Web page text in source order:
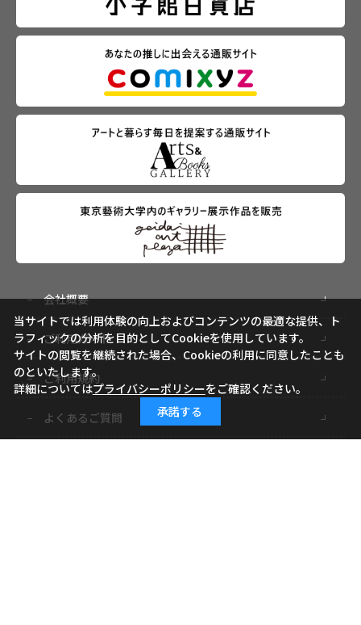
会社概要
ご利用ガイド
ご利用規約
よくあるご質問
当サイトでは利用体験の向上およびコンテンツの最適な提供、ト
ラフィックの分析を目的としてCookieを使用しています。
サイトの閲覧を継続された場合、Cookieの利用に同意したことも
のといたします。
詳細についてはプライバシーポリシーをご確認ください。
承諾する